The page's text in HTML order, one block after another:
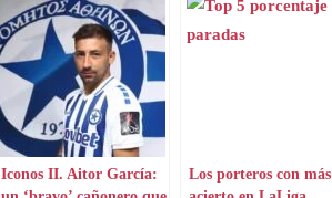
Iconos II. Aitor García:
Los porteros con más